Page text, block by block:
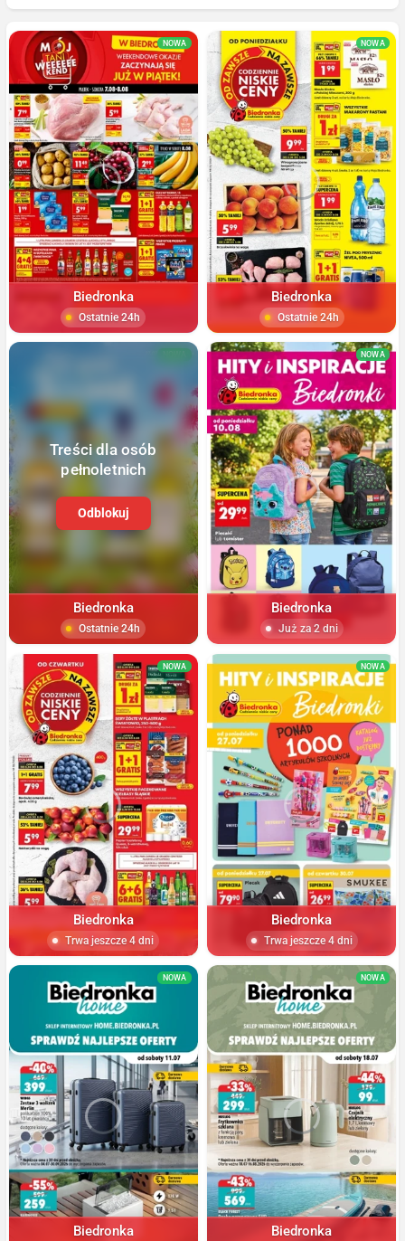
NOWA
Biedronka
Ostatnie 24h
NOWA
Biedronka
Ostatnie 24h
Treści dla osób
pełnoletnich
Odblokuj
Biedronka
Ostatnie 24h
NOWA
Biedronka
Już za 2 dni
NOWA
Biedronka
Trwa jeszcze 4 dni
NOWA
Biedronka
Trwa jeszcze 4 dni
NOWA
Biedronka
NOWA
Biedronka